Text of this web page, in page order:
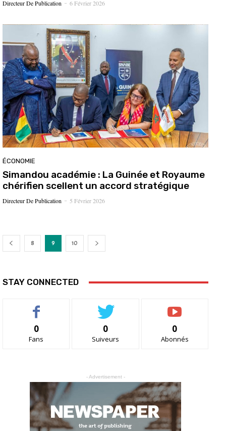
Directeur De Publication - 6 Février 2026
ÉCONOMIE
Simandou académie : La Guinée et Royaume
chérifien scellent un accord stratégique
Directeur De Publication - 5 Février 2026
8 9 10
STAY CONNECTED
0
Fans
0
Suiveurs
0
Abonnés
- Advertisement -